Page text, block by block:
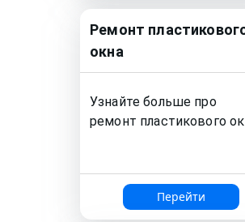
Ремонт
окна
Узнайте больше про
ремонт пластикового
Перейти